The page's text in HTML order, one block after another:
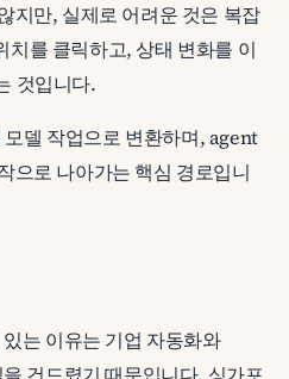
지만, 실제로 어려운 것은 복잡
치를 클릭하고, 상태 변화를 이
것입니다.
델 작업으로 변환하며, agent
으로 나아가는 핵심 경로입니
는 이유는 기업 자동화와